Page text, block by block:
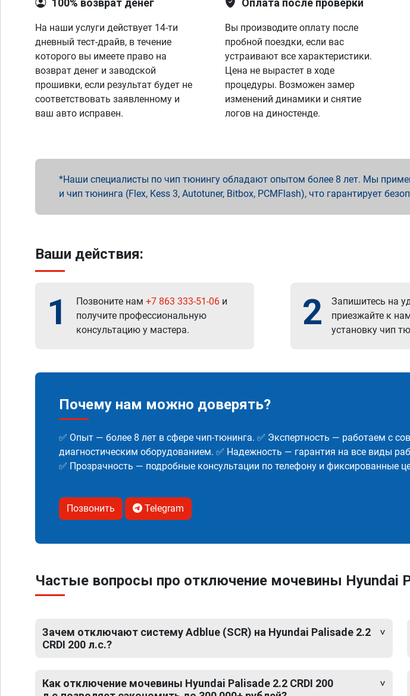
100% возврат денег
На наши услуги действует 14-ти
дневный тест-драйв, в течение
которого вы имеете право на
возврат денег и заводской
прошивки, если результат будет не
соответствовать заявленному и
ваш авто исправен.
Оплата после проверки
Вы производите оплату после
пробной поездки, если вас
устраивают все характеристики.
Цена не вырастет в ходе
процедуры. Возможен замер
изменений динамики и снятие
логов на диностенде.
Наши специалисты по чип тюнингу обладают опытом более 8 лет. Мы
и чип тюнинга (Flex, Kess 3, Autotuner, Bitbox, PCMFlash), что гарантирует
Ваши действия:
1 Позвоните нам +7 863 333-51-06 и
получите профессиональную
консультацию у мастера.
2
Запишитесь на
приезжайте к
установку чип
Почему нам можно доверять?
✅ Опыт — более 8 лет в сфере чип-тюнинга. ✅ Экспертность — работаем с
диагностическим оборудованием. ✅ Надежность — гарантия на все виды
✅ Прозрачность — подробные консультации по телефону и фиксированные
Позвонить Telegram
Частые вопросы про отключение мочевины Hyundai
Зачем отключают систему Adblue (SCR) на Hyundai Palisade 2.2
CRDI 200 л.с.?
Как отключение мочевины Hyundai Palisade 2.2 CRDI 200